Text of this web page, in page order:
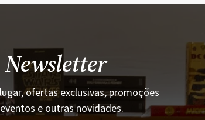
ofertas exclusivas, promoções
e outras novidades.